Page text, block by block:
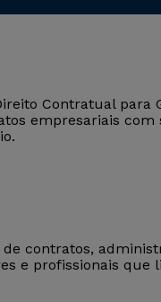
Contratual para
empresariais
contratos,
e profissionais que